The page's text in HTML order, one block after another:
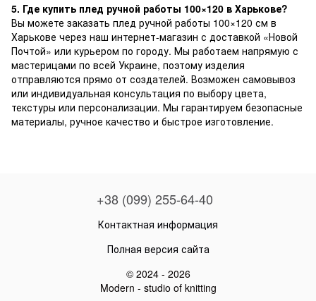
5. Где купить плед ручной работы 100×120 в Харькове?
Вы можете заказать плед ручной работы 100×120 см в
Харькове через наш интернет-магазин с доставкой «Новой
Почтой» или курьером по городу. Мы работаем напрямую с
мастерицами по всей Украине, поэтому изделия
отправляются прямо от создателей. Возможен самовывоз
или индивидуальная консультация по выбору цвета,
текстуры или персонализации. Мы гарантируем безопасные
материалы, ручное качество и быстрое изготовление.
+38 (099) 255-64-40
Контактная информация
Полная версия сайта
© 2024 - 2026
Modern - studio of knitting